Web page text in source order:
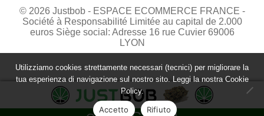
© 2026 Justbob - ESPACE ECOMMERCE FRANCE -
Société à Responsabilité Limitée au capital de 2.000
euros Siège social: Adresse 16 rue Cuvier 69006
LYON
Utilizziamo cookies strettamente necessari (tecnici) per migliorare la
tua esperienza di navigazione sul nostro sito. Leggi la nostra Cookie
Policy.
Accetto Rifiuto